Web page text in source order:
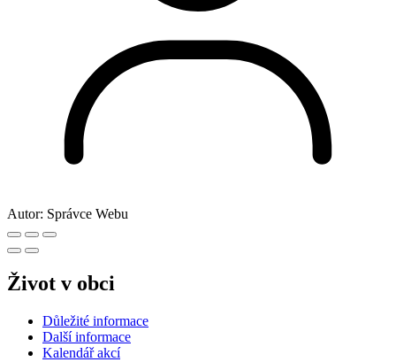
Autor: Správce Webu
Život v obci
Důležité informace
Další informace
Kalendář akcí